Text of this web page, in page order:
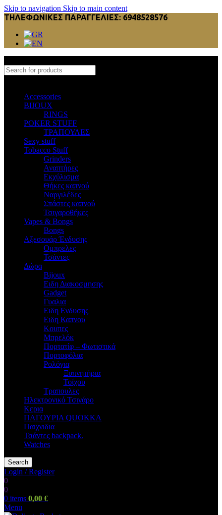
Skip to navigation Skip to main content
ΤΗΛΕΦΩΝΙΚΕΣ ΠΑΡΑΓΓΕΛΙΕΣ: 6948528576
Accessories
BIJOUX
RINGS
POKER STUFF
ΤΡΑΠΟΥΛΕΣ
Sexy stuff
Tobacco Stuff
Grinders
Αναπτήρες
Εκχύλισμα
Θήκες καπνού
Ναργιλέδες
Σπάστες καπνού
Τσιγαροθήκες
Vapes & Bongs
Bongs
Αξεσουάρ Ένδυσης
Oμπρελες
Τσάντες
Δώρα
Bijoux
Eιδη Διακοσμησης
Gadget
Γυαλια
Ειδη Ενδυσης
Ειδη Καπνου
Κουπες
Μπρελόκ
Πορτατίφ – Φωτιστικά
Πορτοφόλια
Ρολόγια
Ξυπνητήρια
Τοίχου
Τραπουλες
Ηλεκτρονικό Τσιγάρο
Κερια
ΠΑΓΟΥΡΙΑ QUOKKA
Παιχνιδια
Τσάντες backpack.
Watches
Search
Login / Register
0
0
0 items 0,00 €
Menu